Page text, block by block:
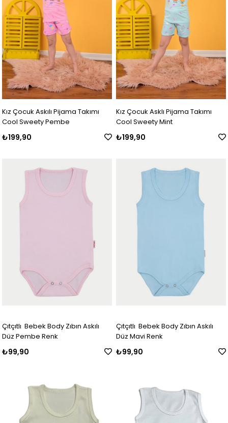
Kız Çocuk Askılı Pijama Takımı
Cool Sweety Pembe
₺199,90
Kız Çocuk Asklı Pijama Takımı
Cool Sweety Mint
₺199,90
Çıtçıtlı Bebek Body Zıbın Askılı
Düz Pembe Renk
₺99,90
Çıtçıtlı Bebek Body Zıbın Askılı
Düz Mavi Renk
₺99,90